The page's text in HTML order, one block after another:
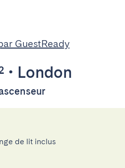
GuestReady
• London
de lit inclus